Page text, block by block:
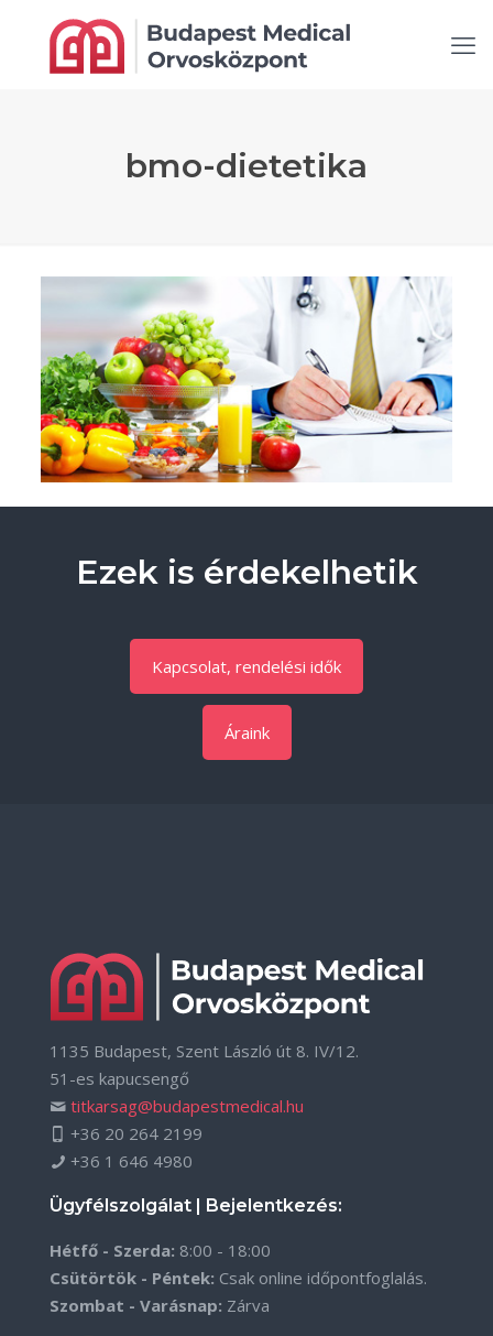
bmo-dietetika
Ezek is érdekelhetik
Kapcsolat, rendelési idők
Áraink
1135 Budapest, Szent László út 8. IV/12.
51-es kapucsengő
titkarsag@budapestmedical.hu
+36 20 264 2199
+36 1 646 4980
Ügyfélszolgálat | Bejelentkezés:
Hétfő - Szerda: 8:00 - 18:00
Csütörtök - Péntek: Csak online időpontfoglalás.
Szombat - Varásnap: Zárva